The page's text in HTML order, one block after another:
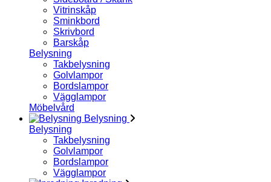
Vitrinskåp
Sminkbord
Skrivbord
Barskåp
Belysning
Takbelysning
Golvlampor
Bordslampor
Vägglampor
Möbelvård
Belysning
Belysning
Takbelysning
Golvlampor
Bordslampor
Vägglampor